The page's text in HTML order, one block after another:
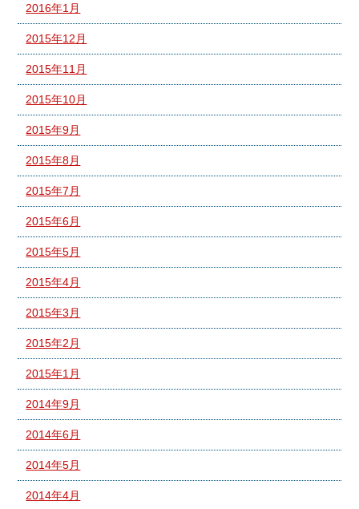
2016年1月
2015年12月
2015年11月
2015年10月
2015年9月
2015年8月
2015年7月
2015年6月
2015年5月
2015年4月
2015年3月
2015年2月
2015年1月
2014年9月
2014年6月
2014年5月
2014年4月